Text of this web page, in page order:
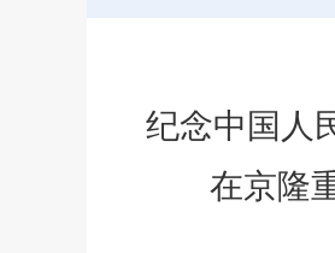
纪念中国人
在京隆